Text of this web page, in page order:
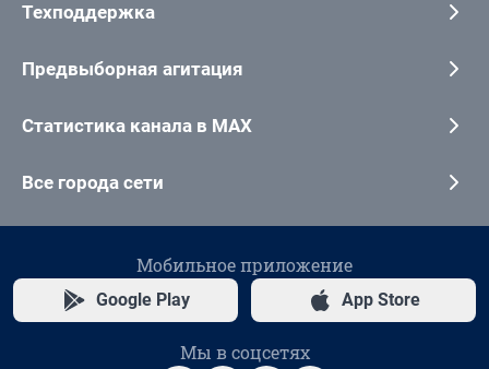
Техподдержка
Предвыборная агитация
Статистика канала в MAX
Все города сети
Мобильное приложение
Google Play App Store
Мы в соцсетях